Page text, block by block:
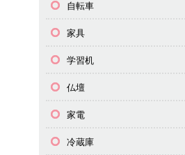
自転車
家具
学習机
仏壇
家電
冷蔵庫